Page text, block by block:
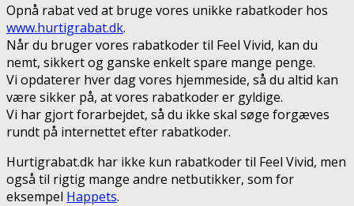
Opnå rabat ved at bruge vores unikke rabatkoder hos
www.hurtigrabat.dk.
Når du bruger vores rabatkoder til Feel Vivid, kan du
nemt, sikkert og ganske enkelt spare mange penge.
Vi opdaterer hver dag vores hjemmeside, så du altid kan
være sikker på, at vores rabatkoder er gyldige.
Vi har gjort forarbejdet, så du ikke skal søge forgæves
rundt på internettet efter rabatkoder.
Hurtigrabat.dk har ikke kun rabatkoder til Feel Vivid, men
også til rigtig mange andre netbutikker, som for
eksempel Happets.